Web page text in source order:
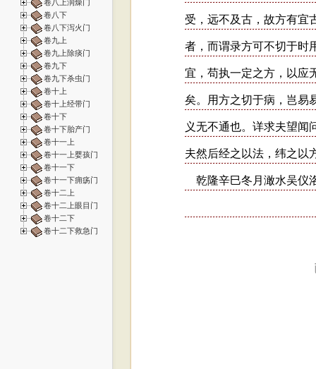
卷八上润燥门
卷八下
卷八下泻火门
卷九上
卷九上除痰门
卷九下
卷九下杀虫门
卷十上
卷十上经带门
卷十下
卷十下胎产门
卷十一上
卷十一上婴孩门
卷十一下
卷十一下痈疡门
卷十二上
卷十二上眼目门
卷十二下
卷十二下救急门